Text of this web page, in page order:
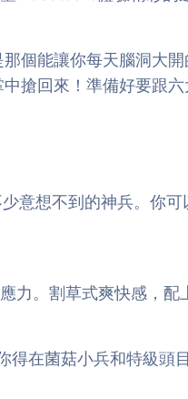
個能讓你每天腦洞大
搶回來！準備好要跟
意想不到的神兵。你
。割草式爽快感，配
在菌菇小兵和特級頭